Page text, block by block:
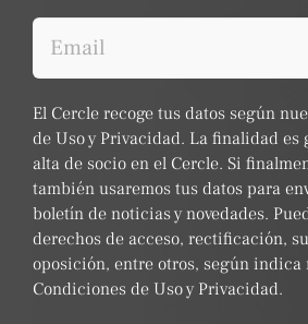
El Cercle recoge tus datos según
de Uso y Privacidad. La finalidad es
alta de socio en el Cercle. Si
también usaremos tus datos para
boletín de noticias y novedades.
derechos de acceso, rectificación,
oposición, entre otros, según indica
Condiciones de Uso y Privacidad.